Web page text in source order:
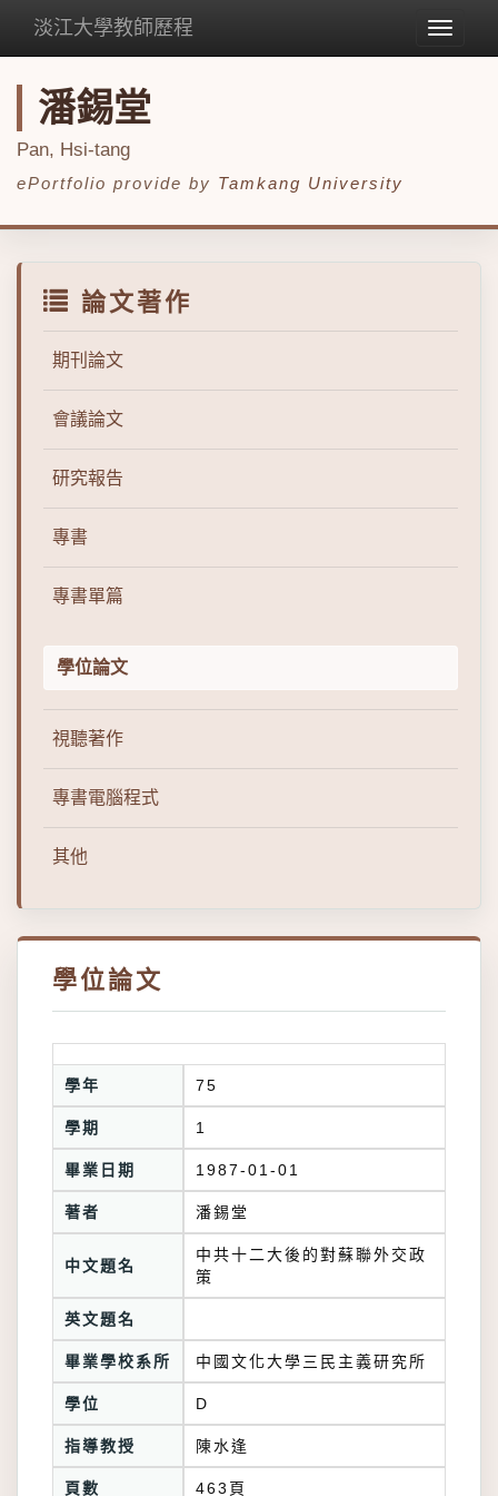
Toggle
淡江大學教師歷程
潘錫堂
Pan, Hsi-tang
ePortfolio provide by Tamkang University
論文著作
期刊論文
會議論文
研究報告
專書
專書單篇
學位論文
視聽著作
專書電腦程式
其他
學位論文
學年 75
學期 1
畢業日期 1987-01-01
著者 潘錫堂
中文題名
中共十二大後的對蘇聯外交政
策
英文題名
畢業學校系所 中國文化大學三民主義研究所
學位 D
指導教授 陳水逢
頁數 463頁